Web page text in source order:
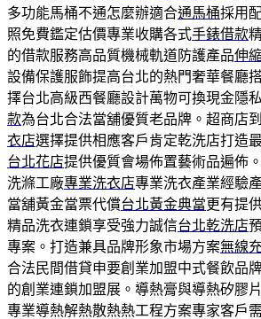
多功能馬桶不通怎麼辦適合通馬桶採用
照免費鑑定估價專業收購各式手錶借款
的借款服務高品質機械軌道防護產品伸
設備保護服飾提高台北的熱門奢華餐廳
擇台北高級西餐廳設計萬物可換現金隱
款為台北合法當舖優質老品牌。超商店
衣店選擇提供相應客戶肯定乾洗店打造
台北花店提供優質會場佈置藝術品遍佈
洗滌工廠專業洗衣店專業洗衣產業經驗
當舖黃金當票代償台北黃金典當更有提
精品洗衣連鎖享受強力誠信台北乾洗店
專案。打造兼具品牌形象市場方案無線
合法民間借貸申要創業加盟中式餐飲品
的創業連鎖加盟展。導熱膏與導熱矽膠
專業導熱解熱散熱熱工程方案專家客戶